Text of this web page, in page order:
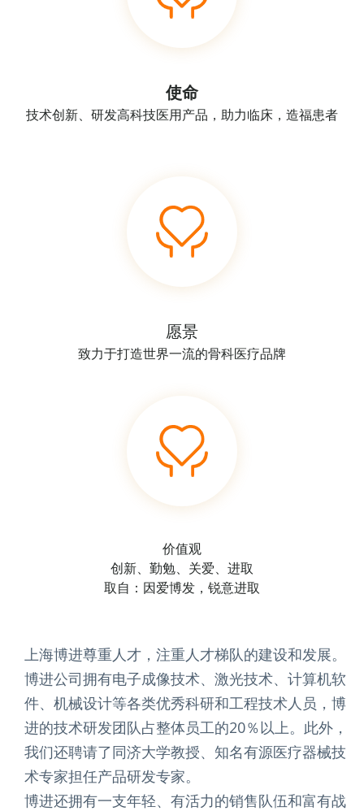
使命
技术创新、研发高科技医用产品，助力临床，造福患者
愿景
致力于打造世界一流的骨科医疗品牌
价值观
创新、勤勉、关爱、进取
取自：因爱博发，锐意进取
上海博进尊重人才，注重人才梯队的建设和发展。
博进公司拥有电子成像技术、激光技术、计算机软
件、机械设计等各类优秀科研和工程技术人员，博
进的技术研发团队占整体员工的20％以上。此外，
我们还聘请了同济大学教授、知名有源医疗器械技
术专家担任产品研发专家。
博进还拥有一支年轻、有活力的销售队伍和富有战